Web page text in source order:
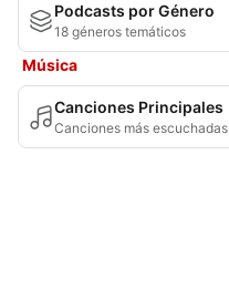
Podcasts por Género
18 géneros temáticos
Música
Canciones Principales
Canciones más escuchadas